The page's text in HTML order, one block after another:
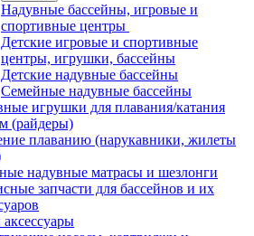
Надувные бассейны, игровые и
спортивные центры
Детские игровые и спортивные
центры, игрушки, бассейны
Детские надувные бассейны
Семейные надувные бассейны
игрушки для плавания/катания
(райдеры)
плаванию (нарукавники, жилеты
надувные матрасы и шезлонги
запчасти для бассейнов и их